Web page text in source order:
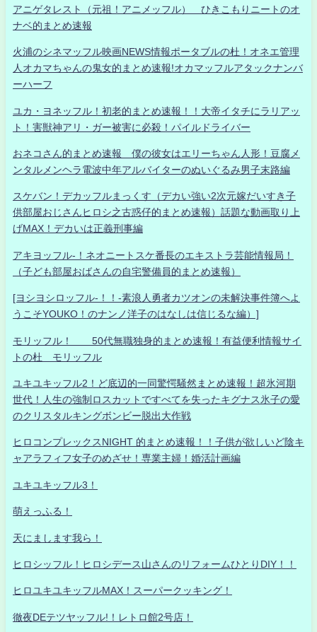
アニゲタレスト（元祖！アニメッフル） ひきこもりニートのオ
ナベ的まとめ速報
火浦のシネマッフル映画NEWS情報ポータブルの杜！オネエ管理
人オカマちゃんの鬼女的まとめ速報!オカマッフルアタックナンバ
ーハーフ
ユカ・ヨネッフル！初老的まとめ速報！！大帝イタチにラリアッ
ト！害獣神アリ・ガー被害に必殺！パイルドライバー
おネコさん的まとめ速報 僕の彼女はエリーちゃん人形！豆腐メ
ンタルメンヘラ電波中年アルバイターのぬいぐるみ男子末路編
スケバン！デカッフルまっくす（デカい強い2次元嫁だいすき子
供部屋おじさんヒロシ之古惑仔的まとめ速報）話題な動画取り上
げMAX！デカいは正義刑事編
アキヨッフル-！ネオニートスケ番長のエキストラ芸能情報局！
（子ども部屋おばさんの自宅警備員的まとめ速報）
[ヨシヨシロッフル-！！-素浪人勇者カツオンの未解決事件簿へよ
うこそYOUKO！のナンノ洋子のはなしは信じるな編）]
モリッフル！ 50代無職独身的まとめ速報！有益便利情報サイ
トの杜 モリッフル
ユキユキッフル2！ど底辺的一同驚愕騒然まとめ速報！超氷河期
世代！人生の強制ロスカットですべてを失ったキグナス氷子の愛
のクリスタルキングボンビー脱出大作戦
ヒロコンプレックスNIGHT 的まとめ速報！！子供が欲しいど陰キ
ャアラフィフ女子のめざせ！専業主婦！婚活計画編
ユキユキッフル3！
萌えっふる！
天にまします我ら！
ヒロシッフル！ヒロシデース山さんのリフォームひとりDIY！！
ヒロユキユキッフルMAX！スーパークッキング！
徹夜DEテツヤッフル!！レトロ館2号店！